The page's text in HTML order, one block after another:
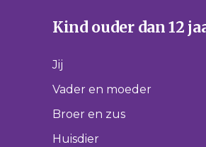
Kind ouder dan 12
Jij
Vader en moeder
Broer en zus
Huisdier